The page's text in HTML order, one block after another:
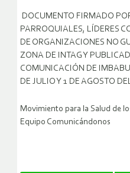
DOCUMENTO FIRMADO
PARROQUIALES, LÍDERES
DE ORGANIZACIONES NO
ZONA DE INTAG Y
COMUNICACIÓN DE
DE JULIO Y 1 DE AGOSTO
Movimiento para la Salud de
Equipo Comunicándonos